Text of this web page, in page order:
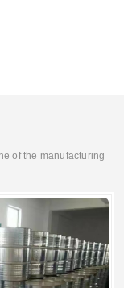
of the manufacturing